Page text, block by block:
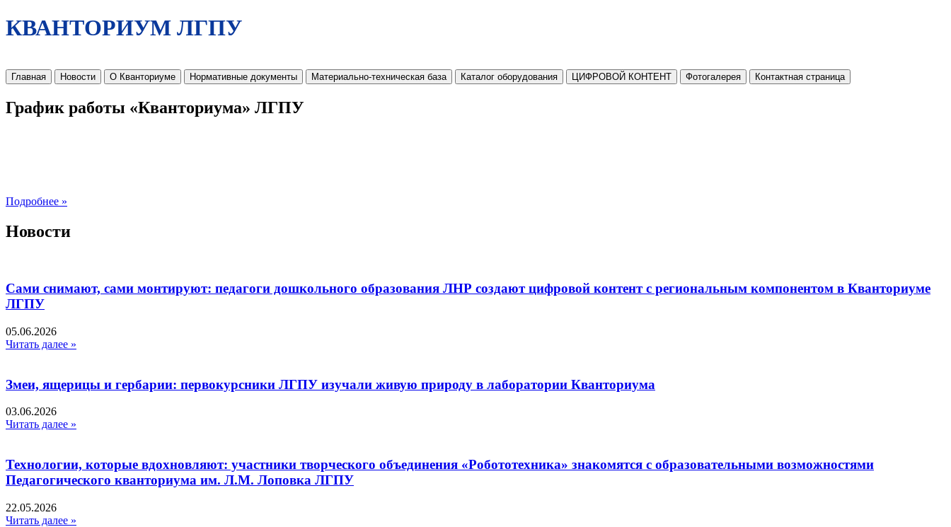
КВАНТОРИУМ ЛГПУ
Главная Новости О Кванториуме Нормативные документы Материально-техническая база Каталог оборудования ЦИФРОВОЙ КОНТЕНТ Фотогалерея Контактная страница
График работы «Кванториума» ЛГПУ
Подробнее »
Новости
Сами снимают, сами монтируют: педагоги дошкольного образования ЛНР создают цифровой контент с региональным компонентом в Кванториуме
ЛГПУ​
05.06.2026
Читать далее »
Змеи, ящерицы и гербарии: первокурсники ЛГПУ изучали живую природу в лаборатории Кванториума
03.06.2026
Читать далее »
Технологии, которые вдохновляют: участники творческого объединения «Робототехника» знакомятся с образовательными возможностями
Педагогического кванториума им. Л.М. Лоповка ЛГПУ
22.05.2026
Читать далее »